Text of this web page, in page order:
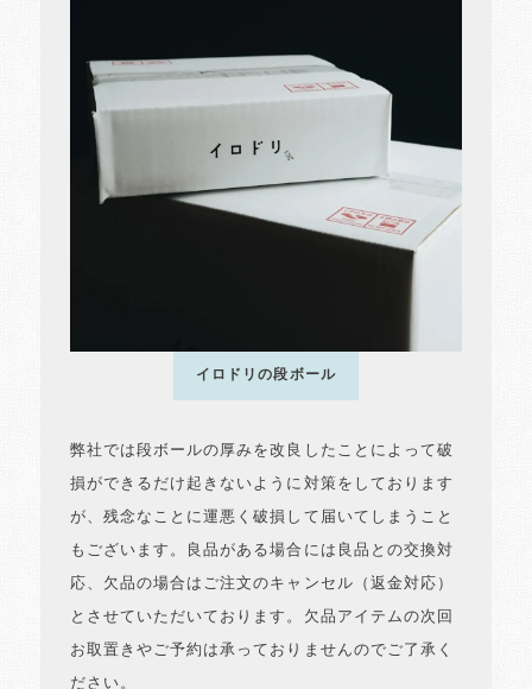
イロドリの段ボール
弊社では段ボールの厚みを改良したことによって破
損ができるだけ起きないように対策をしております
が、残念なことに運悪く破損して届いてしまうこと
もございます。良品がある場合には良品との交換対
応、欠品の場合はご注文のキャンセル（返金対応）
とさせていただいております。欠品アイテムの次回
お取置きやご予約は承っておりませんのでご了承く
ださい。